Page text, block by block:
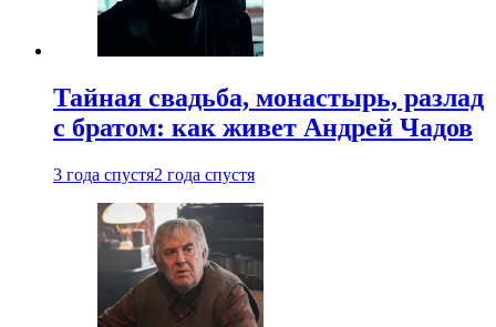
Тайная свадьба, монастырь, разлад
с братом: как живет Андрей Чадов
3 года спустя2 года спустя